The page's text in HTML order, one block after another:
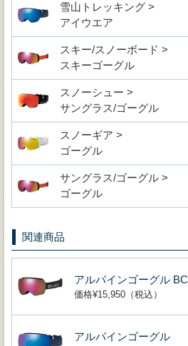
雪山トレッキング >
アイウエア
スキー/スノーボード >
スキーゴーグル
スノーシュー >
サングラス/ゴーグル
スノーギア >
ゴーグル
サングラス/ゴーグル >
ゴーグル
関連商品
アルパインゴーグル BC
価格¥15,950（税込）
アルパインゴーグル